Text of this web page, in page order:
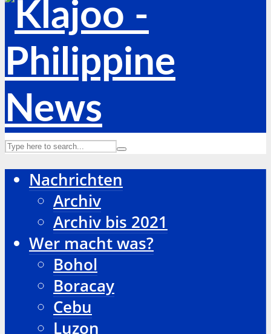
Nachrichten
Archiv
Archiv bis 2021
Wer macht was?
Bohol
Boracay
Cebu
Luzon